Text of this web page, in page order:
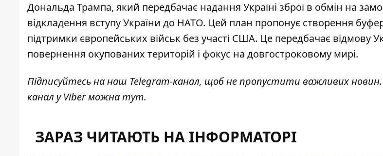
Дональда Трампа, який передбачає надання Україні зброї в обмін на
відкладення вступу України до НАТО. Цей план пропонує створення
підтримки європейських військ без участі США. Це передбачає відмову
повернення окупованих територій і фокус на довгостроковому мирі.
Підписуйтесь на наш Telegram-канал, щоб не пропустити важливих новин.
канал у Viber можнатут.
ЗАРАЗ ЧИТАЮТЬ НА ІНФОРМАТОРІ